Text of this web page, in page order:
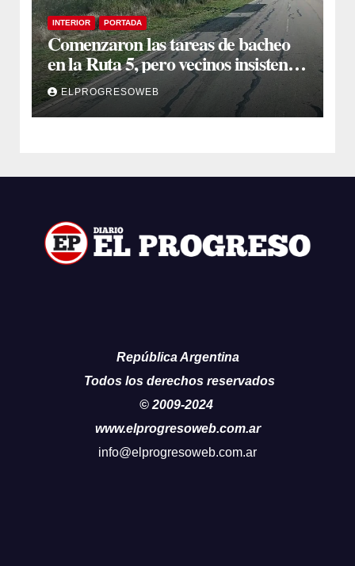
INTERIOR PORTADA
Comenzaron las tareas de bacheo
en la Ruta 5, pero vecinos insisten
en un reclamo integral
ELPROGRESOWEB
República Argentina
Todos los derechos reservados
© 2009-2024
www.elprogresoweb.com.ar
info@elprogresoweb.com.ar